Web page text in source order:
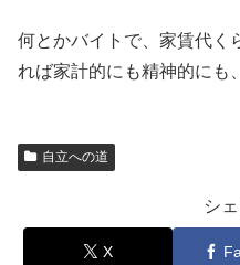
何とかバイトで、家賃代く
れば家計的にも精神的にも
自立への道
シ
X